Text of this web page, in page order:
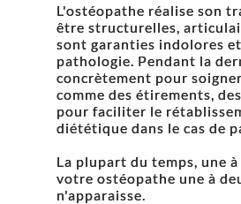
L'ostéopathe réalise son
être structurelles,
sont garanties indolores
pathologie. Pendant la
concrètement pour
comme des étirements,
pour faciliter le
diététique dans le cas de
La plupart du temps, une
votre ostéopathe une à
n'apparaisse.